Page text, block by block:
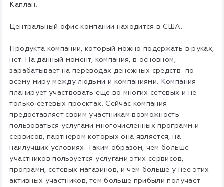
Каплан.
Центральный офис компании находится в США.
Продукта компании, который можно подержать в руках,
нет. На данный момент, компания, в основном,
зарабатывает на переводах денежных средств по
всему миру между людьми и компаниями. Компания
планирует участвовать ещё во многих сетевых и не
только сетевых проектах. Сейчас компания
предоставляет своим участникам возможность
пользоваться услугами многочисленных программ и
сервисов, партнёром которых она является, на
наилучших условиях. Таким образом, чем больше
участников пользуется услугами этих сервисов,
программ, сетевых магазинов, и чем больше у неё этих
активных участников, тем больше прибыли получает